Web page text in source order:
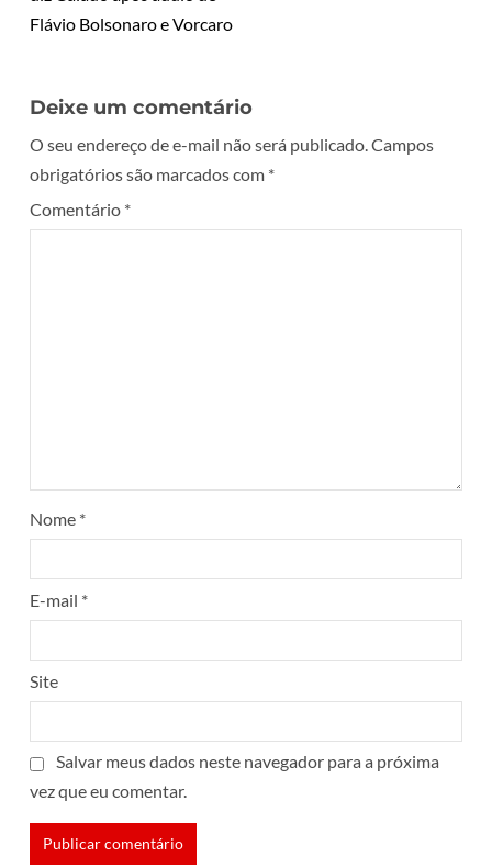
Flávio Bolsonaro e Vorcaro
Deixe um comentário
O seu endereço de e-mail não será publicado.Campos
obrigatórios são marcados com *
Comentário *
Nome *
E-mail *
Site
Salvar meus dados neste navegador para a próxima
vez que eu comentar.